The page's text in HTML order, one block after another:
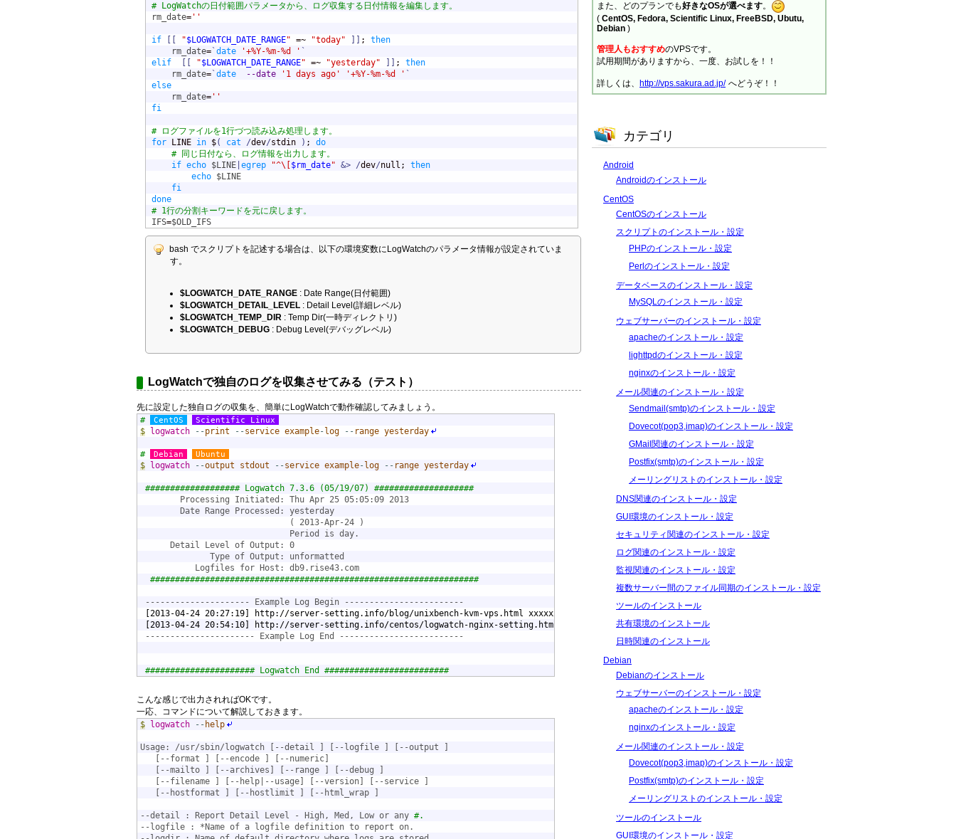
# LogWatchの日付範囲パラメータから、ログ収集する日付情報を編集します。
rm_date= ''
if "$LOGWATCH_DATE_RANGE" =~ "today" ; then
rm_date= ` date '+%Y-%m-%d ' `
elif
"$LOGWATCH_DATE_RANGE" =~ "yesterday" ; then
rm_date= ` date --date '1 days ago' '+%Y-%m-%d ' `
else
rm_date= ''
fi
# ログファイルを1行づつ読み込み処理します。
for LINE in $( cat /dev/stdin ) ; do
# 同じ日付なら、ログ情報を出力します。
if echo $LINE egrep "^\[ $rm_date" &> /dev/null; then
echo $LINE
fi
done
# 1行の分割キーワードを元に戻します。
IFS=$OLD_IFS
bash でスクリプトを記述する場合は、以下の環境変数にLogWatchのパラメータ情報が設定されていま
す。
$LOGWATCH_DATE_RANGE : Date Range(日付範囲)
$LOGWATCH_DETAIL_LEVEL : Detail Level(詳細レベル)
$LOGWATCH_TEMP_DIR : Temp Dir(一時ディレクトリ)
$LOGWATCH_DEBUG : Debug Level(デバッグレベル)
LogWatchで独自のログを収集させてみる（テスト）
先に設定した独自ログの収集を、簡単にLogWatchで動作確認してみましょう。
#
CentOS
Scientific Linux
$
logwatch --print --service example- log -- range yesterday
# Debian
Ubuntu
$
logwatch --output stdout --service example- log -- range yesterday
################### Logwatch 7.3.6 (05/19/07) ####################
        Processing Initiated: Thu Apr 25 05:05:09 2013
        Date Range Processed: yesterday
                              ( 2013-Apr-24 )
                              Period is day.
      Detail Level of Output: 0
              Type of Output: unformatted
           Logfiles for Host: db9.rise43.com
##################################################################
--------------------- Example Log Begin ------------------------
[2013-04-24 20:27:19] http://server-setting.info/blog/unixbench-kvm-vps.html xxxxxxxx
[2013-04-24 20:54:10] http://server-setting.info/centos/logwatch-nginx-setting.html yyyyyyy
---------------------- Example Log End -------------------------
###################### Logwatch End #########################
こんな感じで出力されればOKです。
一応、コマンドについて解説しておきます。
$
logwatch -- help
Usage: /usr/sbin/logwatch [--detail ] [--logfile ] [--output
   [--format
] [--encode
] [--numeric]
   [--mailto
] [--archives] [--range ] [--debug
   [--filename
] [--help|--usage] [--version] [--service
   [--hostformat
] [--hostlimit ] [--html_wrap
--detail : Report Detail Level - High, Med, Low or any #.
--logfile
: *Name of a logfile definition to report on.
また、どのプランでも好きなOSが選べます。
( CentOS, Fedora, Scientific Linux, FreeBSD, Ubutu,
Debian )
管理人もおすすめのVPSです。
試用期間がありますから、一度、お試しを！！
詳しくは、 http://vps.sakura.ad.jp/ へどうぞ！！
カテゴリ
Android
Androidのインストール
CentOS
CentOSのインストール
スクリプトのインストール・設定
PHPのインストール・設定
Perlのインストール・設定
データベースのインストール・設定
MySQLのインストール・設定
ウェブサーバーのインストール・設定
apacheのインストール・設定
lighttpdのインストール・設定
nginxのインストール・設定
メール関連のインストール・設定
Sendmail(smtp)のインストール・設定
Dovecot(pop3,imap)のインストール・設定
GMail関連のインストール・設定
Postfix(smtp)のインストール・設定
メーリングリストのインストール・設定
DNS関連のインストール・設定
GUI環境のインストール・設定
セキュリティ関連のインストール・設定
ログ関連のインストール・設定
監視関連のインストール・設定
複数サーバー間のファイル同期のインストール・設定
ツールのインストール
共有環境のインストール
日時関連のインストール
Debian
Debianのインストール
ウェブサーバーのインストール・設定
apacheのインストール・設定
nginxのインストール・設定
メール関連のインストール・設定
Dovecot(pop3,imap)のインストール・設定
Postfix(smtp)のインストール・設定
メーリングリストのインストール・設定
ツールのインストール
GUI環境のインストール・設定